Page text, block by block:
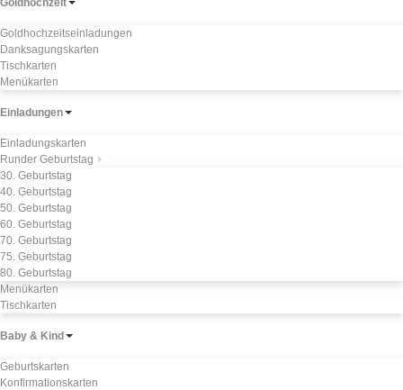
Goldhochzeit
Goldhochzeitseinladungen
Danksagungskarten
Tischkarten
Menükarten
Einladungen
Einladungskarten
Runder Geburtstag
30. Geburtstag
40. Geburtstag
50. Geburtstag
60. Geburtstag
70. Geburtstag
75. Geburtstag
80. Geburtstag
Menükarten
Tischkarten
Baby & Kind
Geburtskarten
Konfirmationskarten